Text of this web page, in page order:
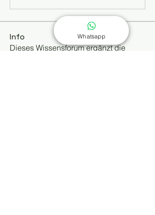
Info
Dieses Wissensforum ergänzt die
Whatsapp